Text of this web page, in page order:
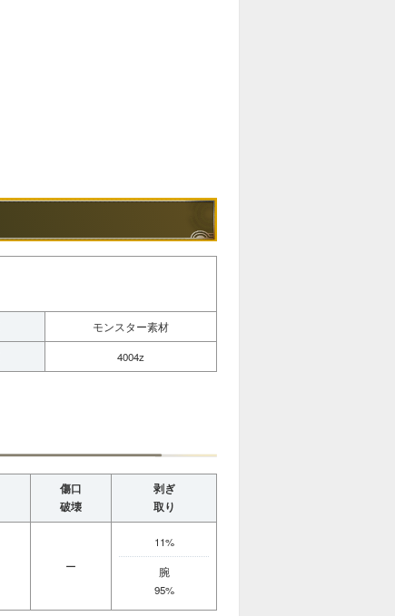
モンスター素材
4004z
傷口
破壊
剥ぎ
取り
ー
11%
腕
95%